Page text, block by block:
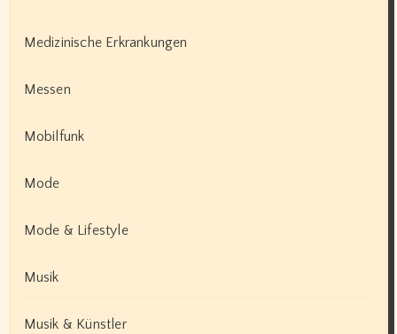
Medizinische Erkrankungen
Messen
Mobilfunk
Mode
Mode & Lifestyle
Musik
Musik & Künstler